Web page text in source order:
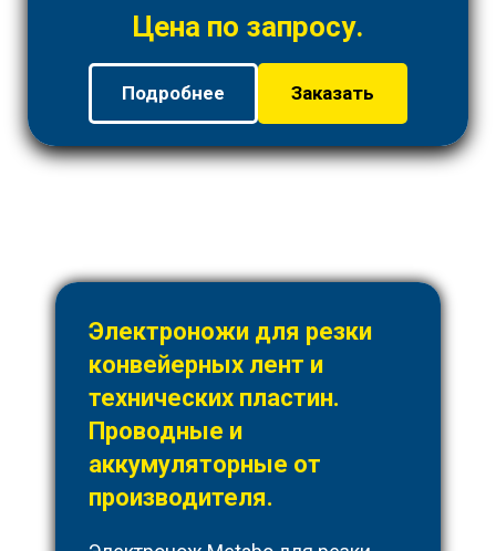
Цена по запросу.
Подробнее Заказать
Электроножи для резки
конвейерных лент и
технических пластин.
Проводные и
аккумуляторные от
производителя.